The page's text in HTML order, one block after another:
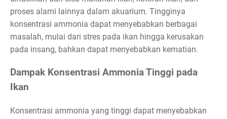
proses alami lainnya dalam akuarium. Tingginya
konsentrasi ammonia dapat menyebabkan berbagai
masalah, mulai dari stres pada ikan hingga kerusakan
pada insang, bahkan dapat menyebabkan kematian.
Dampak Konsentrasi Ammonia Tinggi pada
Ikan
Konsentrasi ammonia yang tinggi dapat menyebabkan